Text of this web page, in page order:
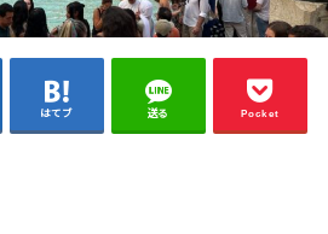
はてブ 送る Pocket